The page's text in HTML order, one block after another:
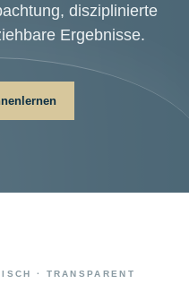
disziplinierte
Ergebnisse.
· TRANSPARENT